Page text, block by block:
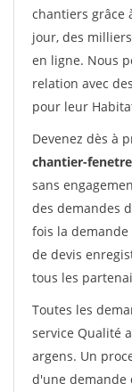
chantiers grâce
jour, des
en ligne. Nous
relation avec
pour leur
Devenez dès à
chantier-
sans
des demandes
fois la demande
de devis
tous les
Toutes les
service Qualité
argens. Un
d'une demande